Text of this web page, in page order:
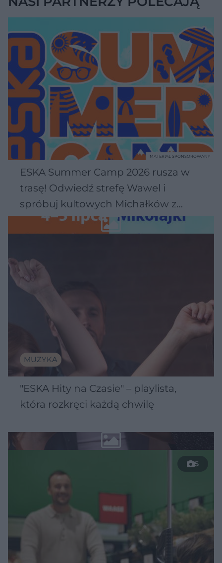
ESKA Summer Camp 2026 rusza w
trasę! Odwiedź strefę Wawel i
spróbuj kultowych Michałków z
Wawelu
MATERIAŁ SPONSOROWANY
MUZYKA
"ESKA Hity na Czasie" – playlista,
która rozkręci każdą chwilę
5